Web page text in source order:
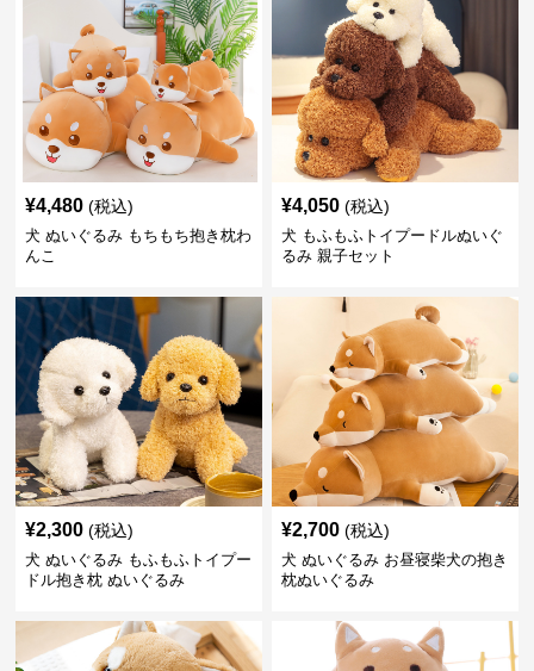
¥4,480 (税込)
犬 ぬいぐるみ もちもち抱き枕わ
んこ
¥4,050 (税込)
犬 もふもふトイプードルぬいぐ
るみ 親子セット
¥2,300 (税込)
犬 ぬいぐるみ もふもふトイプー
ドル抱き枕 ぬいぐるみ
¥2,700 (税込)
犬 ぬいぐるみ お昼寝柴犬の抱き
枕ぬいぐるみ